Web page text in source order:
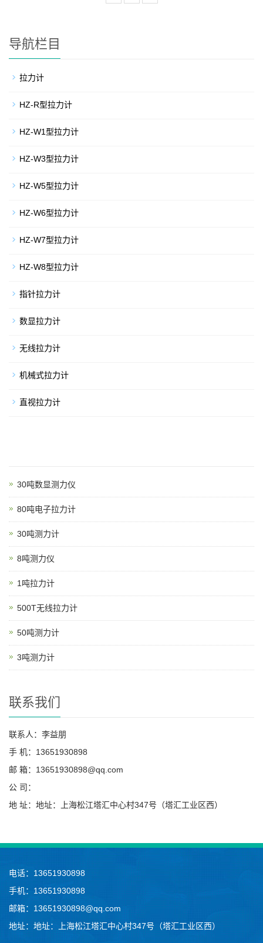
导航栏目
拉力计
HZ-R型拉力计
HZ-W1型拉力计
HZ-W3型拉力计
HZ-W5型拉力计
HZ-W6型拉力计
HZ-W7型拉力计
HZ-W8型拉力计
指针拉力计
数显拉力计
无线拉力计
机械式拉力计
直视拉力计
30吨数显测力仪
80吨电子拉力计
30吨测力计
8吨测力仪
1吨拉力计
500T无线拉力计
50吨测力计
3吨测力计
联系我们
联系人：李益朋
手 机：13651930898
邮 箱：13651930898@qq.com
公 司：
地 址：地址：上海松江塔汇中心村347号（塔汇工业区西）
电话：13651930898
手机：13651930898
邮箱：13651930898@qq.com
地址：地址：上海松江塔汇中心村347号（塔汇工业区西）